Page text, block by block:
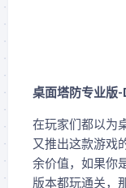
桌面塔防专业版
在玩家们都以为
又推出这款游戏
余价值，如果你
版本都玩通关，